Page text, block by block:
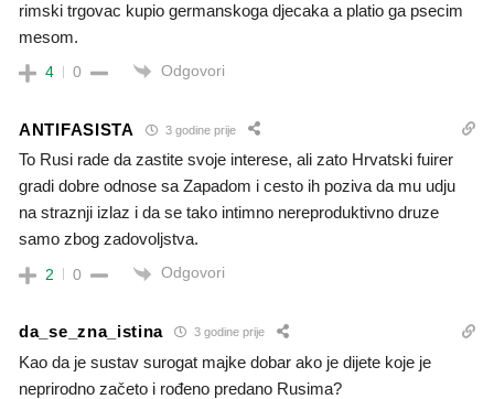
rimski trgovac kupio germanskoga djecaka a platio ga psecim
mesom.
4 0 Odgovori
ANTIFASISTA 3 godine prije
To Rusi rade da zastite svoje interese, ali zato Hrvatski fuirer
gradi dobre odnose sa Zapadom i cesto ih poziva da mu udju
na straznji izlaz i da se tako intimno nereproduktivno druze
samo zbog zadovoljstva.
2 0 Odgovori
da_se_zna_istina 3 godine prije
Kao da je sustav surogat majke dobar ako je dijete koje je
neprirodno začeto i rođeno predano Rusima?